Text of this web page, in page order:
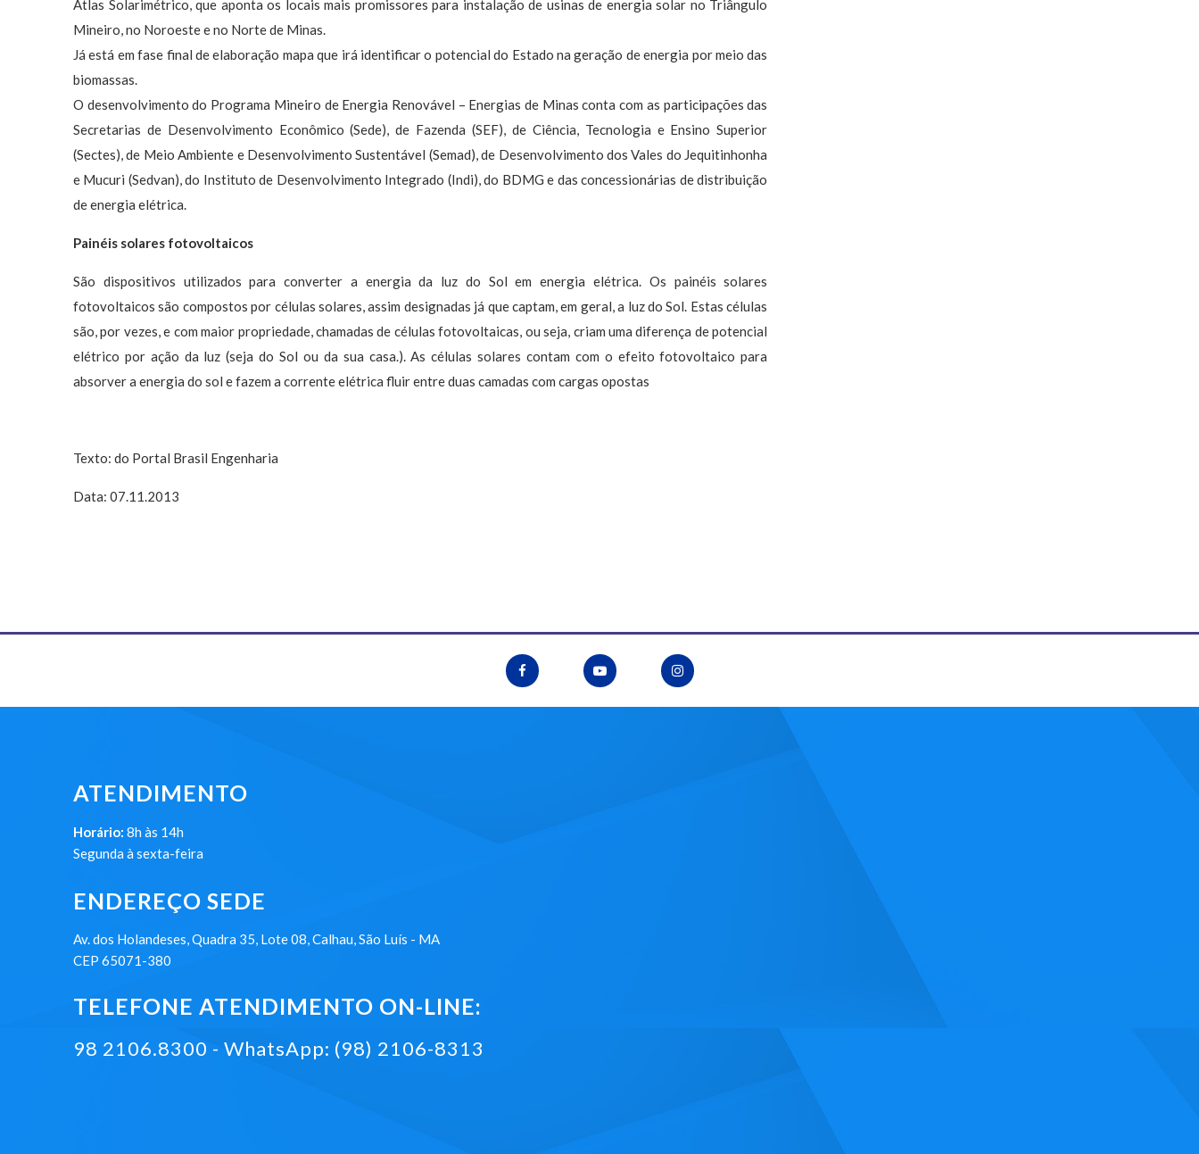
Atlas Solarimétrico, que aponta os locais mais promissores para instalação de usinas de energia solar no Triângulo
Mineiro, no Noroeste e no Norte de Minas.
Já está em fase final de elaboração mapa que irá identificar o potencial do Estado na geração de energia por meio das
biomassas.
O desenvolvimento do Programa Mineiro de Energia Renovável – Energias de Minas conta com as participações das
Secretarias de Desenvolvimento Econômico (Sede), de Fazenda (SEF), de Ciência, Tecnologia e Ensino Superior
(Sectes), de Meio Ambiente e Desenvolvimento Sustentável (Semad), de Desenvolvimento dos Vales do Jequitinhonha
e Mucuri (Sedvan), do Instituto de Desenvolvimento Integrado (Indi), do BDMG e das concessionárias de distribuição
de energia elétrica.
Painéis solares fotovoltaicos
São dispositivos utilizados para converter a energia da luz do Sol em energia elétrica. Os painéis solares
fotovoltaicos são compostos por células solares, assim designadas já que captam, em geral, a luz do Sol. Estas células
são, por vezes, e com maior propriedade, chamadas de células fotovoltaicas, ou seja, criam uma diferença de potencial
elétrico por ação da luz (seja do Sol ou da sua casa.). As células solares contam com o efeito fotovoltaico para
absorver a energia do sol e fazem a corrente elétrica fluir entre duas camadas com cargas opostas
Texto: do Portal Brasil Engenharia
Data: 07.11.2013
ATENDIMENTO
Horário: 8h às 14h
Segunda à sexta-feira
ENDEREÇO SEDE
Av. dos Holandeses, Quadra 35, Lote 08, Calhau, São Luís - MA
CEP 65071-380
TELEFONE ATENDIMENTO ON-LINE:
98 2106.8300 - WhatsApp: (98) 2106-8313